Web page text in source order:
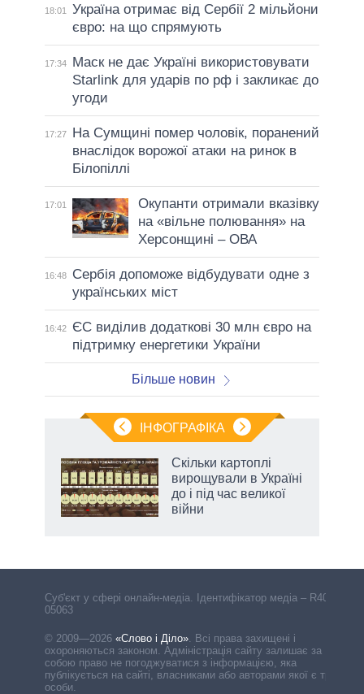
18:01
Україна отримає від Сербії 2 мільйони
євро: на що спрямують
17:34
Маск не дає Україні використовувати
Starlink для ударів по рф і закликає до
угоди
17:27
На Сумщині помер чоловік, поранений
внаслідок ворожої атаки на ринок в
Білопіллі
17:01
Окупанти отримали вказівку
на «вільне полювання» на
Херсонщині – ОВА
16:48
Сербія допоможе відбудувати одне з
українських міст
16:42
ЄС виділив додаткові 30 млн євро на
підтримку енергетики України
Більше новин
ІНФОГРАФІКА
Скільки картоплі
вирощували в Україні
до і під час великої
війни
Cуб'єкт у сфері онлайн-медіа. Ідентифікатор медіа – R40-
05063
© 2009—2026 «Слово і Діло» Всі права захищені і
охороняються законом. Адміністрація сайту залишає за
собою право не погоджуватися з інформацією, яка
публікується на сайті, власниками або авторами якої є треті
особи.